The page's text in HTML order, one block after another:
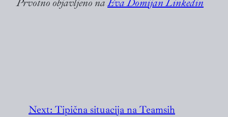
Prvotno objavljeno naEva Domijan Linkedin
Next: Tipična situacija na Teamsih